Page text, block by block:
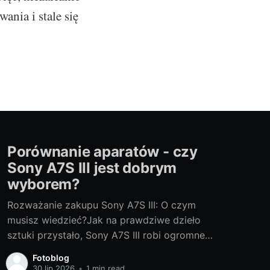
i stale się
Porównanie aparatów - czy
Sony A7S III jest dobrym
wyborem?
Rozważanie zakupu Sony A7S III: O czym
musisz wiedzieć?Jak na prawdziwe dzieło
sztuki przystało, Sony A7S III robi ogromne
wrażenie. Ten potężny aparat bezlusterkowy,
który jest dzieckiem japońskiego giganta
Fotoblog
30 lip 2026 • 1 min read